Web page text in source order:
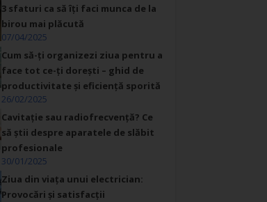
3 sfaturi ca să îți faci munca de la
birou mai plăcută
07/04/2025
Cum să-ți organizezi ziua pentru a
face tot ce-ți dorești – ghid de
productivitate și eficiență sporită
26/02/2025
Cavitație sau radiofrecvență? Ce
să știi despre aparatele de slăbit
profesionale
30/01/2025
Ziua din viața unui electrician:
Provocări și satisfacții